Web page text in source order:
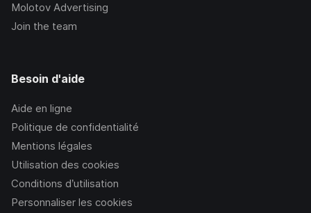
Molotov Advertising
Join the team
Besoin d'aide
Aide en ligne
Politique de confidentialité
Mentions légales
Utilisation des cookies
Conditions d’utilisation
Personnaliser les cookies